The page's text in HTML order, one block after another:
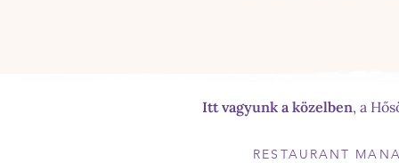
Itt vagyunk a közelben, a
RESTAURANT